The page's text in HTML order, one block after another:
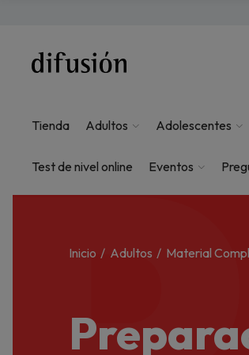
Tienda Adultos Adolescentes
Test de nivel online Eventos
Inicio Adultos Material